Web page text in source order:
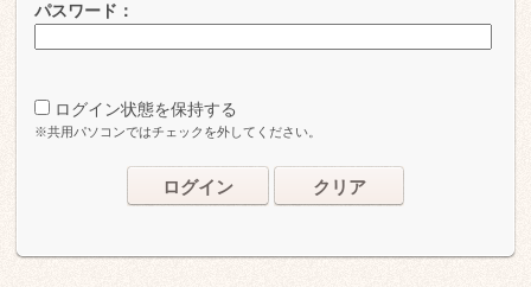
パスワード：
ログイン状態を保持する
※共用パソコンではチェックを外してください。
ログイン クリア